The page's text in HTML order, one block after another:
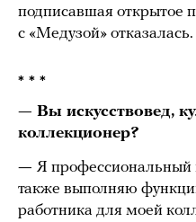
подписавшая открытое
с «Медузой» отказалась.
* * *
— Вы искусствовед,
коллекционер?
— Я профессиональный
также выполняю
работника для моей